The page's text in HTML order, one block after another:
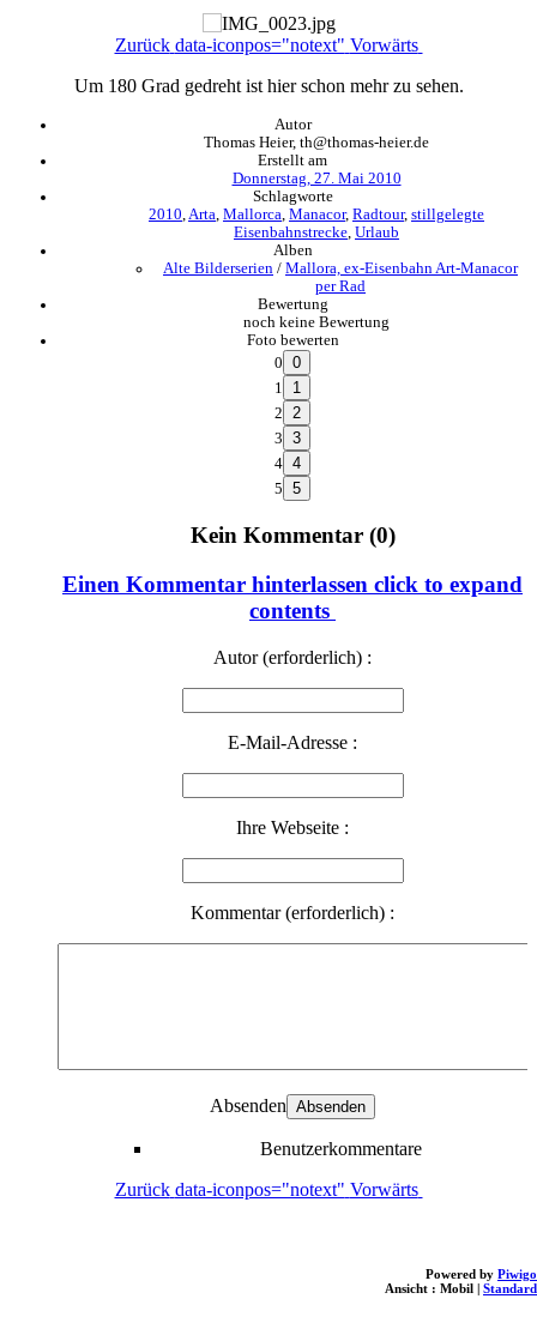
Zurück data-iconpos="notext" Vorwärts
Um 180 Grad gedreht ist hier schon mehr zu sehen.
Autor
Thomas Heier, th@thomas-heier.de
Erstellt am
Donnerstag, 27. Mai 2010
Schlagworte
2010 Arta Mallorca Manacor, Radtour, stillgelegte
Eisenbahnstrecke Urlaub
Alben
Alte Bilderserien / Mallora, ex-Eisenbahn Art-Manacor
per Rad
Bewertung
noch keine Bewertung
Foto bewerten
0
1
2
3
4
5
Kein Kommentar (0)
Einen Kommentar hinterlassen click to expand
contents
Autor (erforderlich) :
E-Mail-Adresse :
Ihre Webseite :
Kommentar (erforderlich) :
Absenden
Benutzerkommentare
Zurück data-iconpos="notext" Vorwärts
Powered by Piwigo
Ansicht : Mobil | Standard